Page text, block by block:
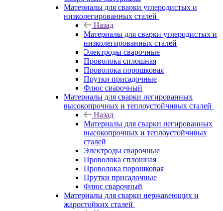
Материалы для сварки углеродистых и
низколегированных сталей
Назад
Материалы для сварки углеродистых и
низколегированных сталей
Электроды сварочные
Проволока сплошная
Проволока порошковая
Прутки присадочные
Флюс сварочный
Материалы для сварки легированных
высокопрочных и теплоустойчивых сталей
Назад
Материалы для сварки легированных
высокопрочных и теплоустойчивых
сталей
Электроды сварочные
Проволока сплошная
Проволока порошковая
Прутки присадочные
Флюс сварочный
Материалы для сварки нержавеющих и
жаростойких сталей